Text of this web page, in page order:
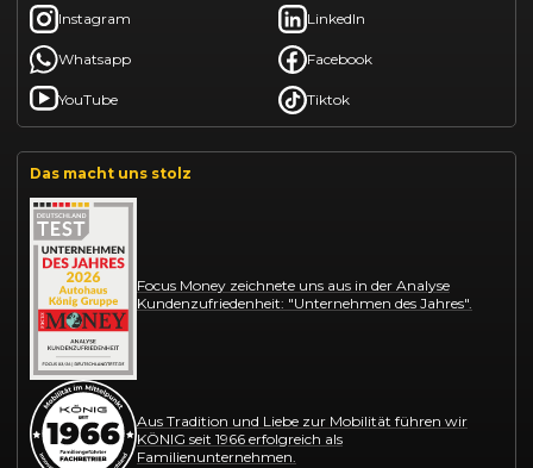
Instagram LinkedIn
Whatsapp Facebook
YouTube Tiktok
Das macht uns stolz
Focus Money zeichnete uns aus in der Analyse
Kundenzufriedenheit: "Unternehmen des Jahres".
Aus Tradition und Liebe zur Mobilität führen wir
KÖNIG seit 1966 erfolgreich als
Familienunternehmen.